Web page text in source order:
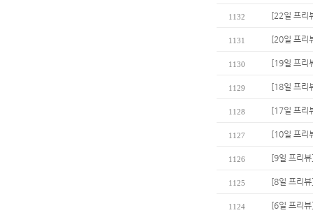
1132 [22일 프리
1131 [20일 프리
1130 [19일 프리
1129 [18일 프리
1128 [17일 프리
1127 [10일 프리
1126 [9일 프리
1125 [8일 프리
1124 [6일 프리